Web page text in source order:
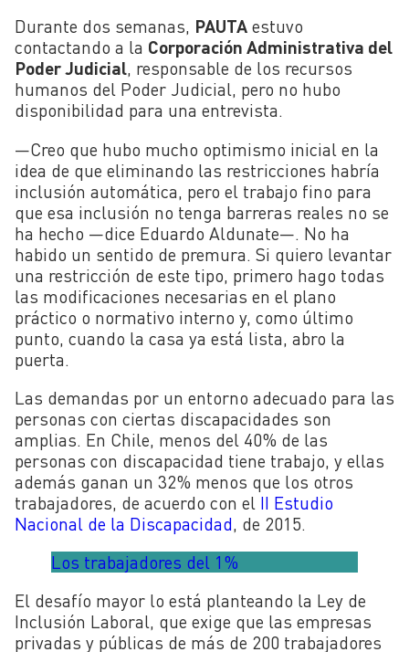
Durante dos semanas, PAUTA estuvo
contactando a la Corporación Administrativa del
Poder Judicial, responsable de los recursos
humanos del Poder Judicial, pero no hubo
disponibilidad para una entrevista.
—Creo que hubo mucho optimismo inicial en la
idea de que eliminando las restricciones habría
inclusión automática, pero el trabajo fino para
que esa inclusión no tenga barreras reales no se
ha hecho —dice Eduardo Aldunate—. No ha
habido un sentido de premura. Si quiero levantar
una restricción de este tipo, primero hago todas
las modificaciones necesarias en el plano
práctico o normativo interno y, como último
punto, cuando la casa ya está lista, abro la
puerta.
Las demandas por un entorno adecuado para las
personas con ciertas discapacidades son
amplias. En Chile, menos del 40% de las
personas con discapacidad tiene trabajo, y ellas
además ganan un 32% menos que los otros
trabajadores, de acuerdo con el II Estudio
Nacional de la Discapacidad, de 2015.
Los trabajadores del 1%
El desafío mayor lo está planteando la Ley de
Inclusión Laboral, que exige que las empresas
privadas y públicas de más de 200 trabajadores